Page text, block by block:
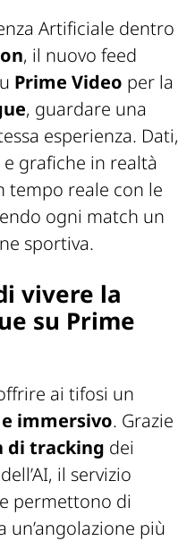
Artificiale dentro
, il nuovo feed
Prime Video per la
, guardare una
esperienza. Dati,
grafiche in realtà
tempo reale con le
ogni match un
sportiva.
vivere la
su Prime
ai tifosi un
immersivo. Grazie
di tracking dei
il servizio
permettono di
più